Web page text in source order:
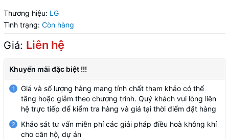
Thương hiệu: LG
Tình trạng: Còn hàng
Giá: Liên hệ
Khuyến mãi đặc biệt !!!
1
Giá và số lượng hàng mang tính chất tham khảo có thể
tăng hoặc giảm theo chương trình. Quý khách vui lòng liên
hệ trực tiếp để kiểm tra hàng và giá tại thời điểm đặt hàng
2
Khảo sát tư vấn miễn phí các giải pháp điều hoà không khí
cho căn hộ, dự án